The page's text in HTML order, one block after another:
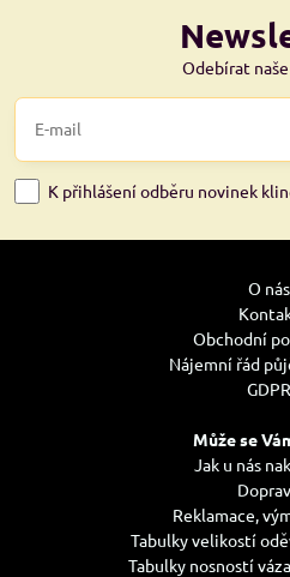
Odebírat
K přihlášení odběru novinek
O nás
Obchodní
Nájemní řád
GDPR
Může se
Jak u nás
Reklamace,
Tabulky velikostí
Tabulky nosností